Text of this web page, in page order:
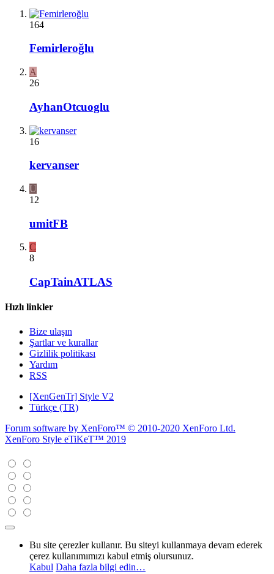
164
Femirleroğlu
A
26
AyhanOtcuoglu
16
kervanser
U
12
umitFB
C
8
CapTainATLAS
Hızlı linkler
Bize ulaşın
Şartlar ve kurallar
Gizlilik politikası
Yardım
RSS
[XenGenTr] Style V2
Türkçe (TR)
Forum software by XenForo™ © 2010-2020 XenForo Ltd.
XenForo Style eTiKeT™ 2019
Bu site çerezler kullanır. Bu siteyi kullanmaya devam ederek
çerez kullanımımızı kabul etmiş olursunuz.
Kabul Daha fazla bilgi edin…